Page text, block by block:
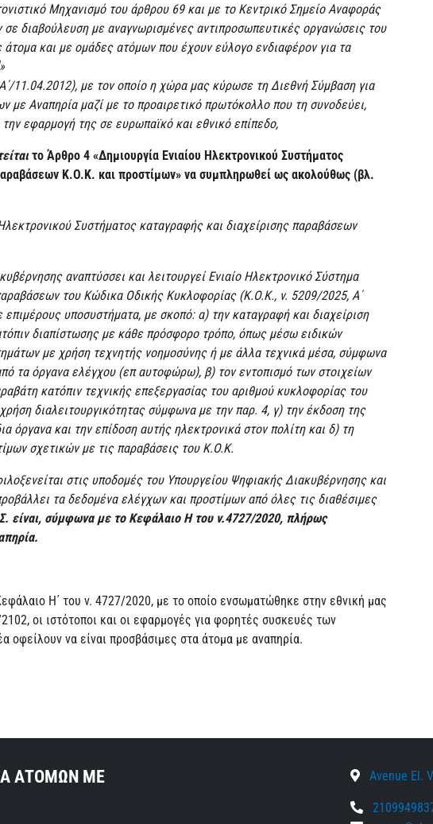
Μηχανισμό του άρθρου 69 και με το Κεντρικό Σημείο Αναφοράς
σε διαβούλευση με αναγνωρισμένες αντιπροσωπευτικές οργανώσεις του
άτομα και με ομάδες ατόμων που έχουν εύλογο ενδιαφέρον για τα
11.04.2012), με τον οποίο η χώρα μας κύρωσε τη Διεθνή Σύμβαση για
με Αναπηρία μαζί με το προαιρετικό πρωτόκολλο που τη συνοδεύει,
εφαρμογή της σε ευρωπαϊκό και εθνικό επίπεδο,
το Άρθρο 4 «Δημιουργία Ενιαίου Ηλεκτρονικού Συστήματος
Κ.Ο.Κ. και προστίμων» να συμπληρωθεί ως ακολούθως (βλ.
Συστήματος καταγραφής και διαχείρισης παραβάσεων
αναπτύσσει και λειτουργεί Ενιαίο Ηλεκτρονικό Σύστημα
του Κώδικα Οδικής Κυκλοφορίας (Κ.Ο.Κ., ν. 5209/2025, Α΄
υποσυστήματα, με σκοπό: α) την καταγραφή και διαχείριση
διαπίστωσης με κάθε πρόσφορο τρόπο, όπως μέσω ειδικών
με χρήση τεχνητής νοημοσύνης ή με άλλα τεχνικά μέσα, σύμφωνα
τα όργανα ελέγχου (επ αυτοφώρω), β) τον εντοπισμό των στοιχείων
κατόπιν τεχνικής επεξεργασίας του αριθμού κυκλοφορίας του
διαλειτουργικότητας σύμφωνα με την παρ. 4, γ) την έκδοση της
όργανα και την επίδοση αυτής ηλεκτρονικά στον πολίτη και δ) τη
σχετικών με τις παραβάσεις του Κ.Ο.Κ.
στις υποδομές του Υπουργείου Ψηφιακής Διακυβέρνησης και
τα δεδομένα ελέγχων και προστίμων από όλες τις διαθέσιμες
είναι, σύμφωνα με το Κεφάλαιο Η του ν.4727/2020, πλήρως
Η΄ του ν. 4727/2020, με το οποίο ενσωματώθηκε στην εθνική μας
οι ιστότοποι και οι εφαρμογές για φορητές συσκευές των
οφείλουν να είναι προσβάσιμες στα άτομα με αναπηρία.
ΑΤΟΜΩΝ ΜΕ
Avenue El.